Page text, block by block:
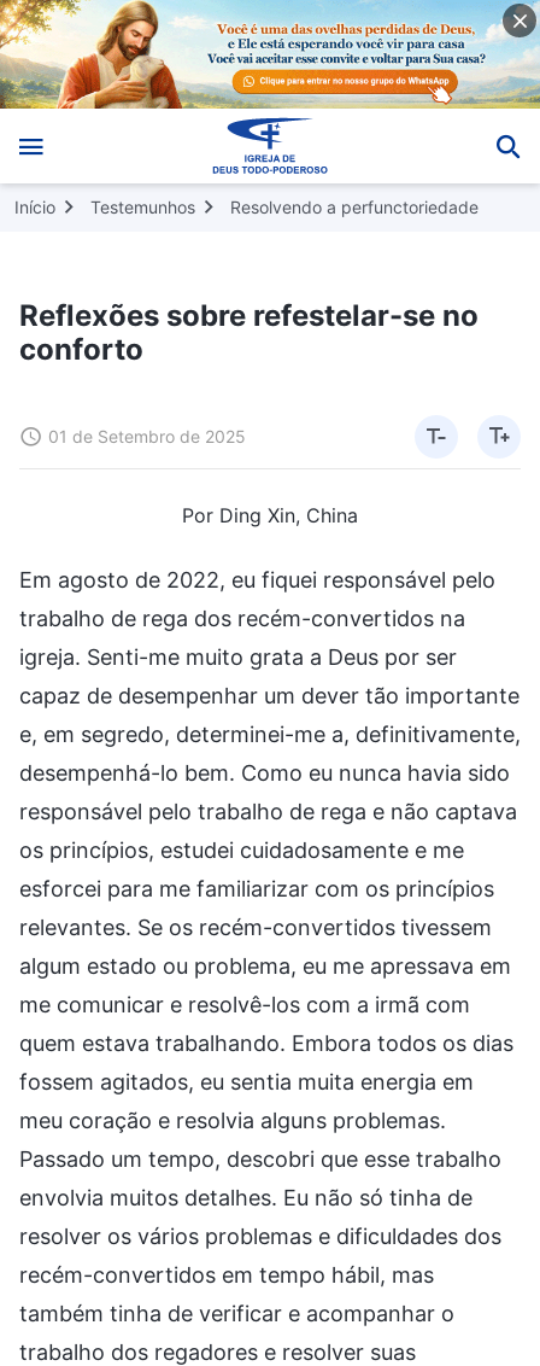
Início Testemunhos Resolvendo a perfunctoriedade
Reflexões sobre refestelar-se no
conforto
01 de Setembro de 2025
Por Ding Xin, China
Em agosto de 2022, eu fiquei responsável pelo
trabalho de rega dos recém-convertidos na
igreja. Senti-me muito grata a Deus por ser
capaz de desempenhar um dever tão importante
e, em segredo, determinei-me a, definitivamente,
desempenhá-lo bem. Como eu nunca havia sido
responsável pelo trabalho de rega e não captava
os princípios, estudei cuidadosamente e me
esforcei para me familiarizar com os princípios
relevantes. Se os recém-convertidos tivessem
algum estado ou problema, eu me apressava em
me comunicar e resolvê-los com a irmã com
quem estava trabalhando. Embora todos os dias
fossem agitados, eu sentia muita energia em
meu coração e resolvia alguns problemas.
Passado um tempo, descobri que esse trabalho
envolvia muitos detalhes. Eu não só tinha de
resolver os vários problemas e dificuldades dos
recém-convertidos em tempo hábil, mas
também tinha de verificar e acompanhar o
trabalho dos regadores e resolver suas